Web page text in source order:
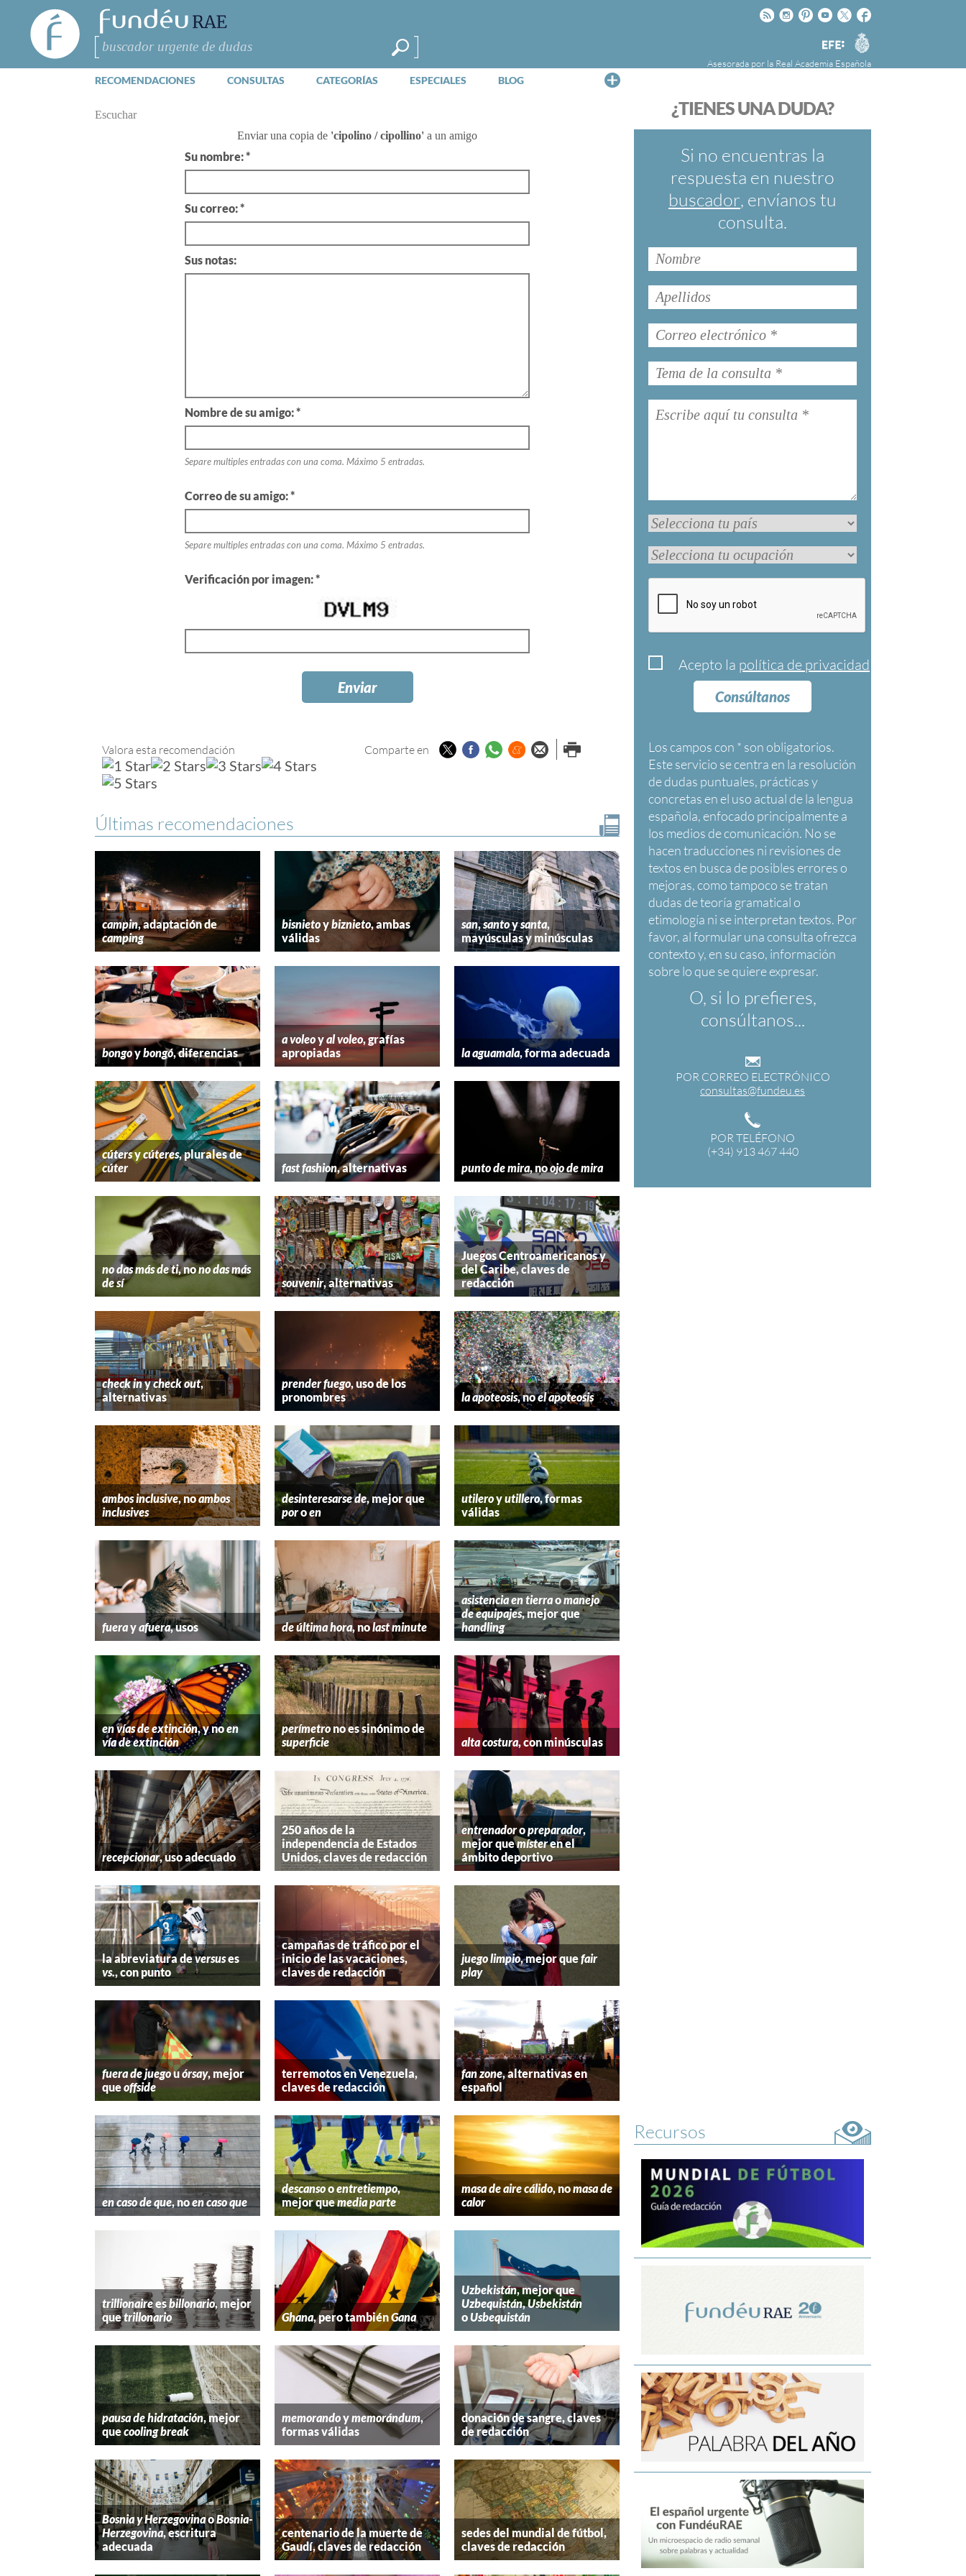
FundéuRAE
- Fundación
del Español
Urgente
Buscar
Facebook
Twitter
Youtube
Pinteres
Instagram
Rss
Agencia
EFE
Asesorada por la Real Academia Española
RECOMENDACIONES CONSULTAS CATEGORÍAS ESPECIALES BLOG
FundéuRAE es una fundación patrocinada por
cuyo objetivo es colaborar con el buen uso del
español en los medios de comunicación y en
Internet.
¿TIENES UNA DUDA?
Si no encuentras la
respuesta en nuestro
buscador, envíanos tu
consulta.
Acepto la política de privacidad
Consúltanos
Los campos con * son obligatorios
O, si lo prefieres,
consúltanos...
POR CORREO ELECTRÓNICO
consultas@fundeu.es
POR TELÉFONO
(+34) 913 467 440
Escuchar
Enviar una copia de 'cipolino / cipollino' a un amigo
Su nombre: *
Su correo: *
Sus notas:
Nombre de su amigo: *
Separe multiples entradas con una coma. Máximo 5 entradas.
Correo de su amigo: *
Separe multiples entradas con una coma. Máximo 5 entradas.
Verificación por imagen: *
Valora esta recomendación Comparte en TwitterFacebook
Whatsapp
Menéame
Enviar porImprimir
Últimas recomendaciones
campin, adaptación de
camping
bisnietoybiznieto, ambas
válidas
san,santoysanta,
mayúsculas y minúsculas
bongoybongó, diferencias
a voleoyal voleo, grafías
apropiadas
la aguamala, forma adecuada
cútersycúteres, plurales de
cúter
fast fashion, alternativas punto de mira, noojo de mira
no das más de ti, nono das más
de sí
souvenir, alternativas
Juegos Centroamericanos y
del Caribe, claves de
redacción
check inycheck out,
alternativas
prender fuego, uso de los
pronombres
la apoteosis, noel apoteosis
ambos inclusive, noambos
inclusives
desinteresarse de, mejor que
poroen
utileroyutillero, formas
válidas
fuerayafuera, usos de última hora, nolast minute
asistencia en tierraomanejo
de equipajes, mejor que
handling
en vías de extinción, y noen
vía de extinción
perímetrono es sinónimo de
superficie
alta costura, con minúsculas
recepcionar, uso adecuado
250 años de la
independencia de Estados
Unidos, claves de redacción
entrenadoropreparador,
mejor quemísteren el
ámbito deportivo
la abreviatura deversuses
vs., con punto
campañas de tráfico por el
inicio de las vacaciones,
claves de redacción
juego limpio, mejor quefair
play
fuera de juegouórsay, mejor
queoffside
terremotos en Venezuela,
claves de redacción
fan zone, alternativas en
español
en caso de que, noen caso que
descansooentretiempo,
mejor quemedia parte
masa de aire cálido, nomasa de
calor
trillionaireesbillonario, mejor
quetrillonario Ghana, pero tambiénGana
Uzbekistán, mejor que
Uzbequistán,Usbekistán
oUsbequistán
pausa de hidratación, mejor
quecooling break
memorandoymemorándum,
formas válidas
donación de sangre, claves
de redacción
Bosnia y HerzegovinaoBosnia-
Herzegovina, escritura
adecuada
centenario de la muerte de
Gaudí, claves de redacción
sedes del mundial de fútbol,
claves de redacción
Recursos